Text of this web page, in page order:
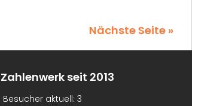
Nächste Seite »
Zahlenwerk seit 2013
Besucher aktuell: 3